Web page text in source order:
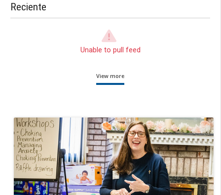
Reciente
Unable to pull feed
View more